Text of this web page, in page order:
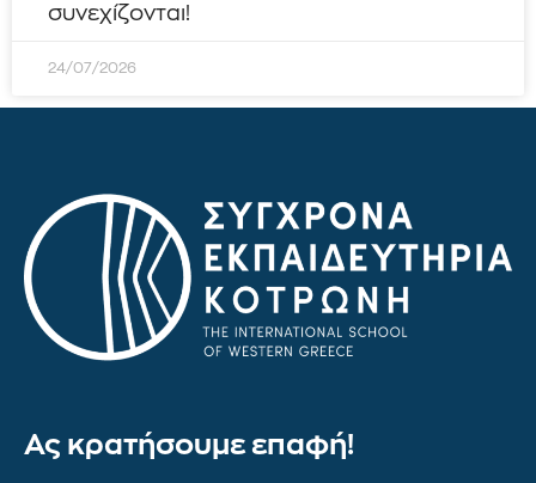
συνεχίζονται!
24/07/2026
Ας κρατήσουμε επαφή!